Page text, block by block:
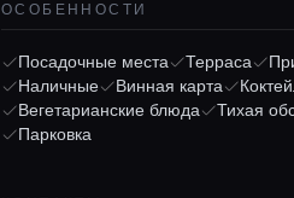
ОСОБЕННОСТИ
Посадочные места Терраса
Наличные
Винная карта
Вегетарианские блюда
Тихая
Парковка